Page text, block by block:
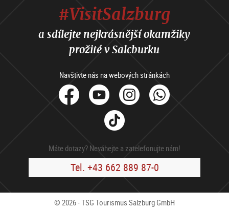
#VisitSalzburg
a sdílejte nejkrásnější okamžiky
prožité v Salcburku
Navštivte nás na webových stránkách
facebook
YoutubeInstagram
Tik
Tok
Máte dotazy? Neváhejte a zatelefonujte nám!
Tel. +43 662 889 87-0
© 2026 - TSG Tourismus Salzburg GmbH